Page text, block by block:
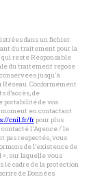
dans un fichier
du traitement pour la
reste Responsable
du traitement repose
jusqu'à
Conformément
d’accès, de
portabilité de vos
en contactant
cnil.fr/frpour plus
contacté l'Agence / le
pas respectés, vous
de l’existence de
sur laquelle vous
le cadre de la protection
de Données